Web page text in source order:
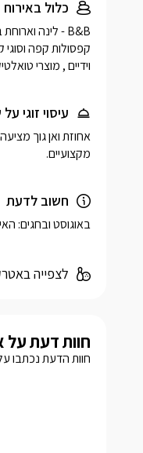
כלול באירוח
וידיים , מוצרי
עיסוי זוגי
מקצועיים.
חשוב לדעת
באוגוסט ובחגים: האירוח הינו לזוגות/ זוג
לצפייה
חוות דעת על
חוות הדעת נכתבו